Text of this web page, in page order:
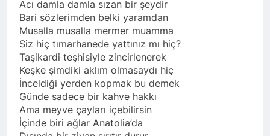
Acı damla damla sızan bir şeydir
Bari sözlerimden belki yaramdan
Musalla musalla mermer muamma
Siz hiç tımarhanede yattınız mı hiç?
Taşikardi teşhisiyle zincirlenerek
Keşke şimdiki aklım olmasaydı hiç
İnceldiği yerden kopmak bu demek
Günde sadece bir kahve hakkı
Ama meyve çayları içebilirsin
İçinde biri ağlar Anatolia’da